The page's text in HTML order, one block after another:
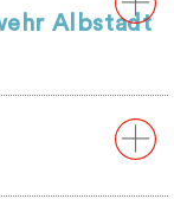
Albstadt